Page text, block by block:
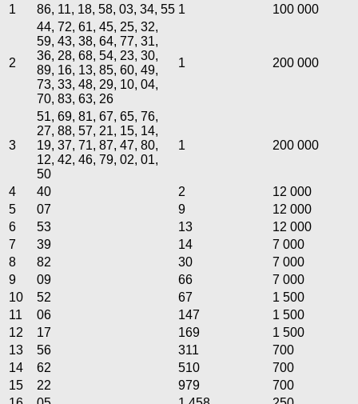
1
86, 11, 18, 58, 03, 34, 55 1 100 000
2
44, 72, 61, 45, 25, 32,
59, 43, 38, 64, 77, 31,
36, 28, 68, 54, 23, 30,
89, 16, 13, 85, 60, 49,
73, 33, 48, 29, 10, 04,
70, 83, 63, 26
1 200 000
3
51, 69, 81, 67, 65, 76,
27, 88, 57, 21, 15, 14,
19, 37, 71, 87, 47, 80,
12, 42, 46, 79, 02, 01,
50
1 200 000
4 40 2
12 000
5
07 9
12 000
6
53 13
12 000
7
39 14
7 000
8
82 30
7 000
9
09 66
7 000
10
52 67
1 500
11
06 147
1 500
12
17 169
1 500
13
56 311
700
14
62 510
700
15
22 979
700